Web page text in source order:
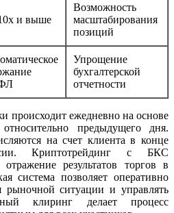
и выше
Возможность
масштабирования
позиций
Упрощение
бухгалтерской
отчетности
происходит ежедневно на основе
предыдущего дня.
на счет клиента в конце
Криптотрейдинг с БКС
результатов торгов в
система позволяет оперативно
рыночной ситуации и управлять
клиринг делает процесс